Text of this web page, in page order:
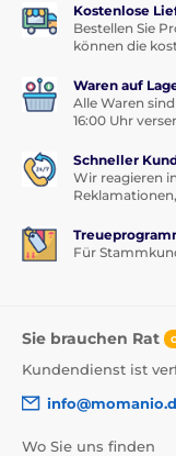
Kostenlose
Bestellen Sie
können die
Waren auf
Alle Waren
16:00 Uhr
Schneller
Wir reagieren
Für
Sie brauchen Rat
Kundendienst ist
Wo Sie uns finden